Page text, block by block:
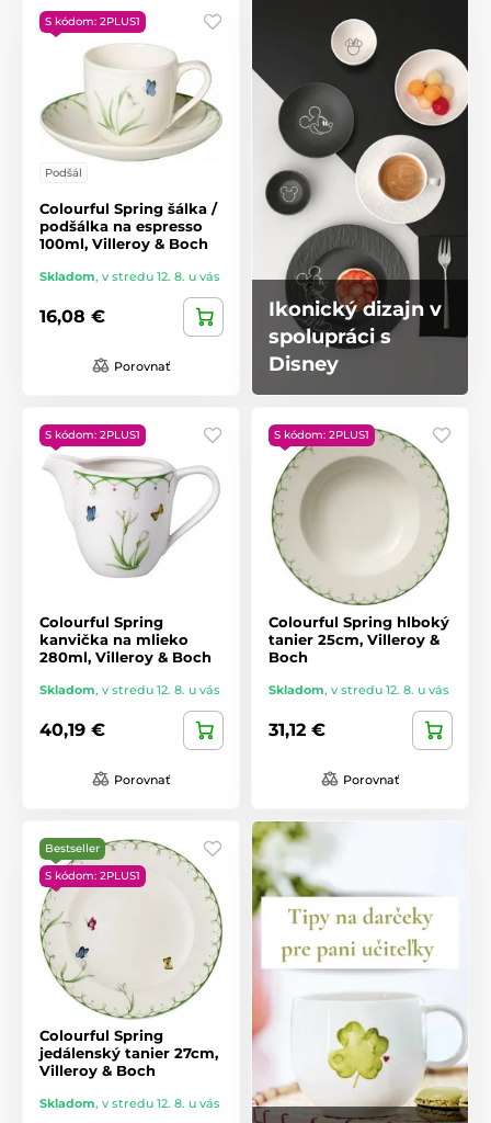
S kódom: 2PLUS1
Podšál
Colourful Spring šálka /
podšálka na espresso
100ml, Villeroy & Boch
Skladom, v stredu 12. 8. u vás
16,08 €
Porovnať
Ikonický dizajn v
spolupráci s
Disney
S kódom: 2PLUS1
Colourful Spring
kanvička na mlieko
280ml, Villeroy & Boch
Skladom, v stredu 12. 8. u vás
40,19 €
Porovnať
S kódom: 2PLUS1
Colourful Spring hlboký
tanier 25cm, Villeroy &
Boch
Skladom, v stredu 12. 8. u vás
31,12 €
Porovnať
Bestseller
S kódom: 2PLUS1
Colourful Spring
jedálenský tanier 27cm,
Villeroy & Boch
Skladom, v stredu 12. 8. u vás